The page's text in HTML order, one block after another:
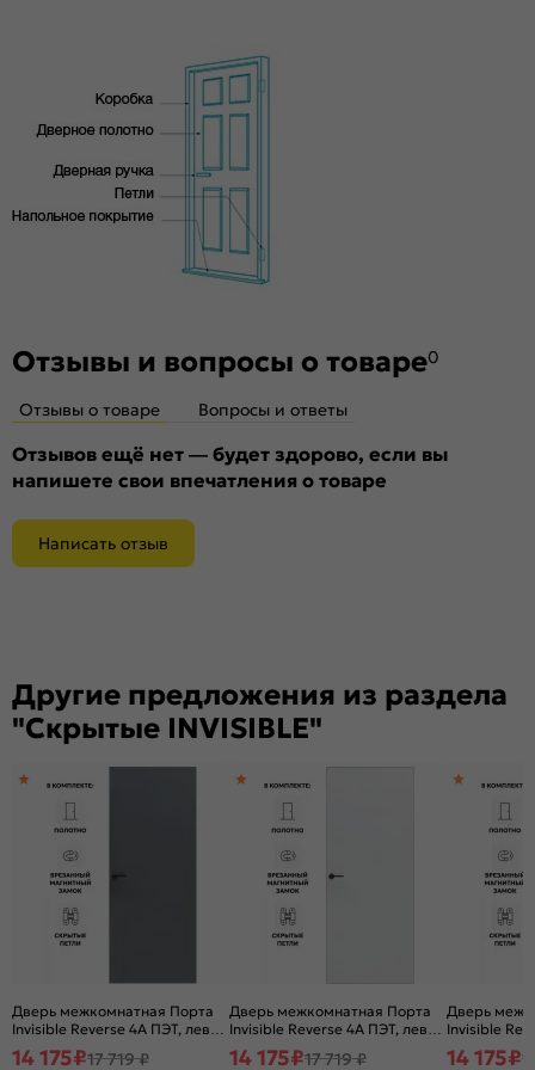
Без стекла
Декор
Особенности
Двери с алюминиевой кромкой укомплектованы
механизмом магнитной защелки для легкого и практически
бесшумного закрывания; выполнена фрезеровка под
Отзывы и вопросы о товаре0
Отзывы о товаре Вопросы и ответы
Отзывов ещё нет — будет здорово, если вы
напишете свои впечатления о товаре
Написать отзыв
Другие предложения из раздела
"Скрытые INVISIBLE"
Дверь межкомнатная Порта
Invisible Reverse 4A ПЭТ, левое
открывание, Shellac Graphite,
глухая, скрытая, кромка
14 175₽17 719 ₽
Дверь межкомнатная Порта
Invisible Reverse 4A ПЭТ, левое
открывание, Shellac White,
глухая, скрытая, кромка
14 175₽17 719 ₽
Дверь
Invisible
правое
White,
14 175₽